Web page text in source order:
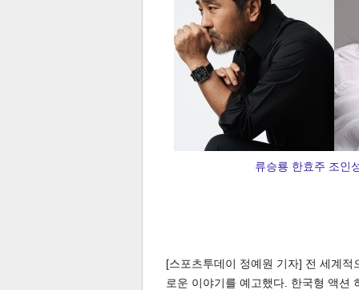
많이 본 뉴스 최신 뉴스 연예 스
페이 트위 밴드 네이
댓글
류승룡 한효주 조인
[스포츠투데이 정예원 기자] 전 세계
로운 이야기를 예고했다. 한국형 액션